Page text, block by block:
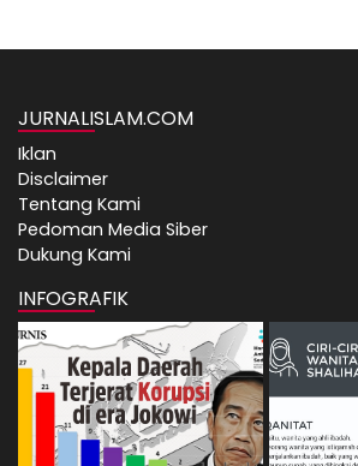
JURNALISLAM.COM
Iklan
Disclaimer
Tentang Kami
Pedoman Media Siber
Dukung Kami
INFOGRAFIK